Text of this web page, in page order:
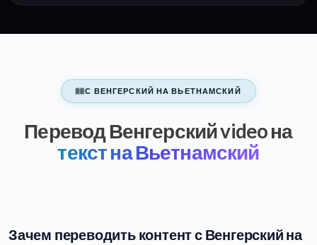
С ВЕНГЕРСКИЙ НА ВЬЕТНАМСКИЙ
Перевод Венгерский video на
текст на Вьетнамский
Зачем переводить контент с Венгерский на